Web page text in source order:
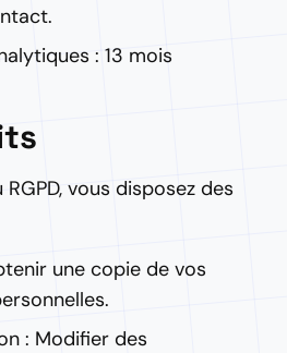
: 13 mois
vous disposez des
une copie de vos
: Modifier des